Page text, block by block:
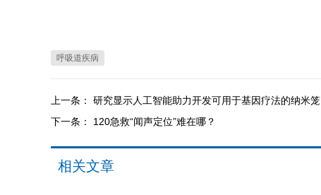
呼吸道疾病
上一条： 研究显示人工智能助力开发可用于基因疗法的纳米笼
下一条： 120急救“闻声定位”难在哪？
相关文章